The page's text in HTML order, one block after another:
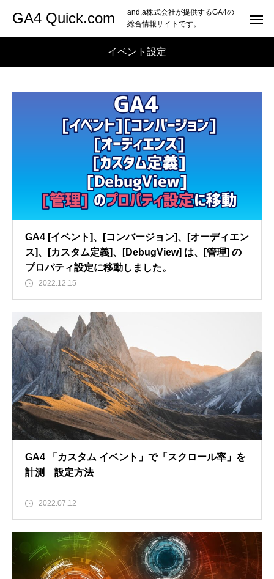
GA4 Quick.com
and,a株式会社が提供するGA4の
総合情報サイトです。
イベント設定
GA4 [イベント]、[コンバージョン]、[オーディエン
ス]、[カスタム定義]、[DebugView] は、[管理] の
プロパティ設定に移動しました。
2022.12.15
GA4 「カスタム イベント」で「スクロール率」を
計測 設定方法
2022.07.12